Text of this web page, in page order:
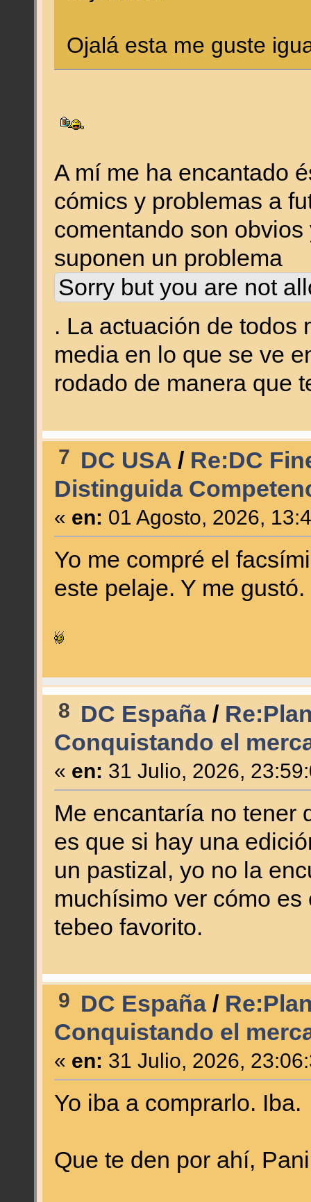
Ojalá esta me guste
A mí me ha encantado
cómics y problemas a
comentando son
suponen un problema
Sorry but you are not
. La actuación de todos
media en lo que se ve
rodado de manera que
7 DC USA / Re:DC
Distinguida
« en: 01 Agosto, 2026,
Yo me compré el
este pelaje. Y me gustó.
8 DC España/
Conquistando el
« en: 31 Julio, 2026,
Me encantaría no tener
es que si hay una
un pastizal, yo no la
muchísimo ver cómo
tebeo favorito.
9 DC España/
Conquistando el
« en: 31 Julio, 2026,
Yo iba a comprarlo. Iba.
Que te den por ahí,